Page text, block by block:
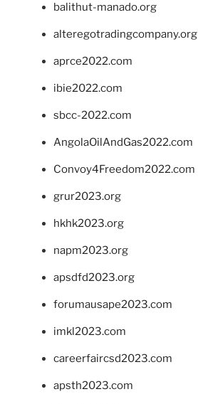
balithut-manado.org
alteregotradingcompany.org
aprce2022.com
ibie2022.com
sbcc-2022.com
AngolaOilAndGas2022.com
Convoy4Freedom2022.com
grur2023.org
hkhk2023.org
napm2023.org
apsdfd2023.org
forumausape2023.com
imkl2023.com
careerfaircsd2023.com
apsth2023.com